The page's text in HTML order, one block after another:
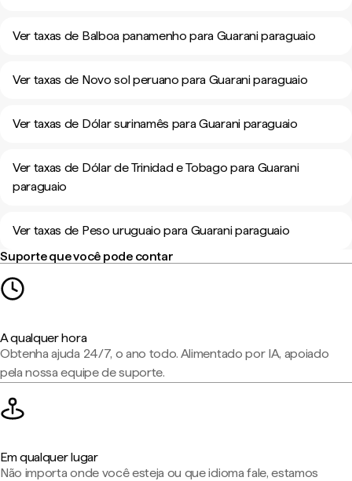
Ver taxas de Balboa panamenho para Guarani paraguaio
Ver taxas de Novo sol peruano para Guarani paraguaio
Ver taxas de Dólar surinamês para Guarani paraguaio
Ver taxas de Dólar de Trinidad e Tobago para Guarani
paraguaio
Ver taxas de Peso uruguaio para Guarani paraguaio
Suporte que você pode contar
A qualquer hora
Obtenha ajuda 24/7, o ano todo. Alimentado por IA, apoiado
pela nossa equipe de suporte.
Em qualquer lugar
Não importa onde você esteja ou que idioma fale, estamos